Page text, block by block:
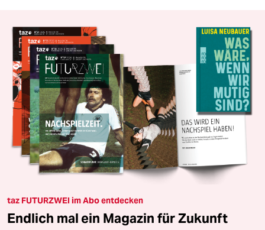
taz FUTURZWEI im Abo entdecken
Endlich mal ein Magazin für Zukunft